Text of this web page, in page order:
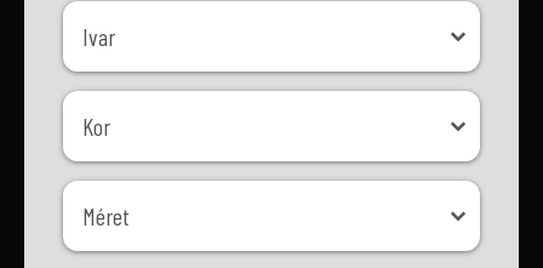
Ivar
Ivar
Kor
Kor
Méret
Méret